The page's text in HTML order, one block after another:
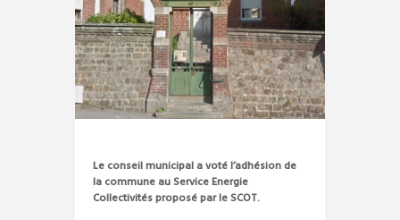
Le conseil municipal a voté l’adhésion de
la commune au Service Energie
Collectivités proposé par le SCOT.